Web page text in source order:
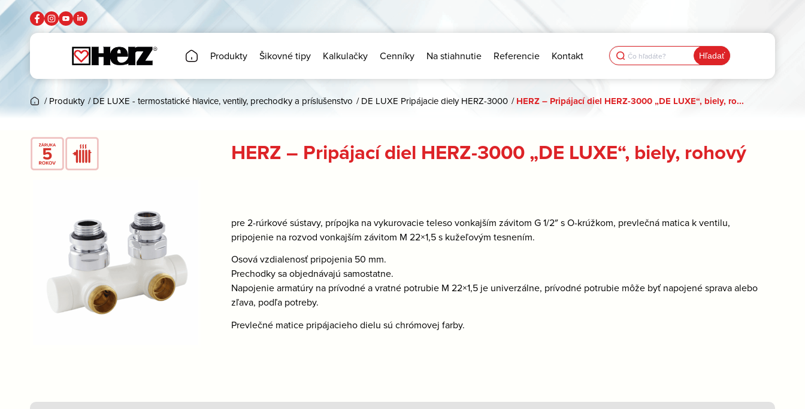
Produkty Šikovné tipy Kalkulačky Cenníky Na stiahnutie Referencie Kontakt Search
for:
/ Produkty / DE LUXE - termostatické hlavice, ventily, prechodky a príslušenstvo / DE LUXE Pripájacie diely HERZ-3000 / HERZ – Pripájací diel HERZ-3000 „DE LUXE“, biely, ro...
HERZ – Pripájací diel HERZ-3000 „DE LUXE“, biely, rohový
pre 2-rúrkové sústavy, prípojka na vykurovacie teleso vonkajším závitom G 1/2″ s O-krúžkom, prevlečná matica k ventilu,
pripojenie na rozvod vonkajším závitom M 22×1,5 s kužeľovým tesnením.
Osová vzdialenosť pripojenia 50 mm.
Prechodky sa objednávajú samostatne.
Napojenie armatúry na prívodné a vratné potrubie M 22×1,5 je univerzálne, prívodné potrubie môže byť napojené sprava alebo
zľava, podľa potreby.
Prevlečné matice pripájacieho dielu sú chrómovej farby.